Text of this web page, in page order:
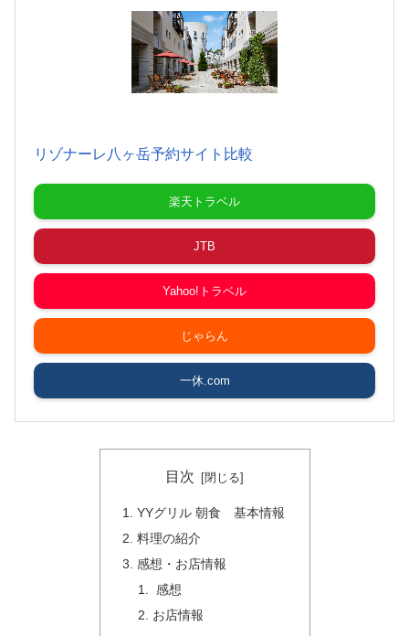
リゾナーレ八ヶ岳予約サイト比較
楽天トラベル
JTB
Yahoo!トラベル
じゃらん
一休.com
目次
YYグリル 朝食 基本情報
料理の紹介
感想・お店情報
感想
お店情報